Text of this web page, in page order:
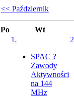
<< Październik
Po
Wt
1.
SPAC ?
Zawody
Aktywności
na 144
MHz